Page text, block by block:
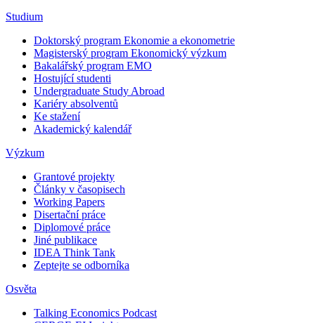
Studium
Doktorský program Ekonomie a ekonometrie
Magisterský program Ekonomický výzkum
Bakalářský program EMO
Hostující studenti
Undergraduate Study Abroad
Kariéry absolventů
Ke stažení
Akademický kalendář
Výzkum
Grantové projekty
Články v časopisech
Working Papers
Disertační práce
Diplomové práce
Jiné publikace
IDEA Think Tank
Zeptejte se odborníka
Osvěta
Talking Economics Podcast